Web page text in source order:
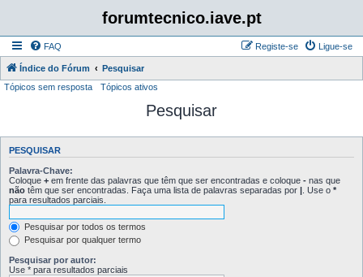
forumtecnico.iave.pt
FAQ Ligue-se
Registe-se
Índice do Fórum
Pesquisar
Tópicos sem resposta
Tópicos ativos
Pesquisar
PESQUISAR
Palavra-Chave:
Coloque + em frente das palavras que têm que ser encontradas e coloque - nas que
não têm que ser encontradas. Faça uma lista de palavras separadas por | . Use o *
para resultados parciais.
Pesquisar por todos os termos
Pesquisar por qualquer termo
Pesquisar por autor:
Use * para resultados parciais